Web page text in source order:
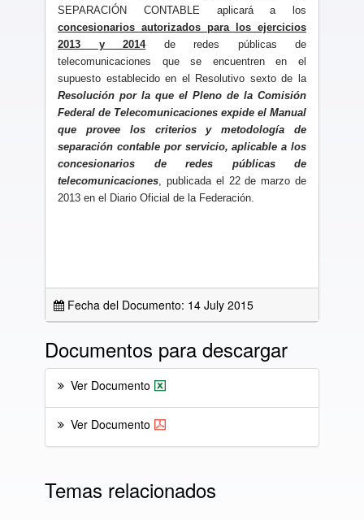
SEPARACIÓN CONTABLE aplicará a los
concesionarios autorizados para los ejercicios
2013 y 2014de redes públicas de
telecomunicaciones que se encuentren en el
supuesto establecido en el Resolutivo sexto de la
Resolución por la que el Pleno de la Comisión
Federal de Telecomunicaciones expide el Manual
que provee los criterios y metodología de
separación contable por servicio, aplicable a los
concesionarios de redes públicas de
telecomunicaciones, publicada el 22 de marzo de
2013 en el Diario Oficial de la Federación.
Fecha del Documento: 14 July 2015
Documentos para descargar
Ver Documento
Ver Documento
Temas relacionados